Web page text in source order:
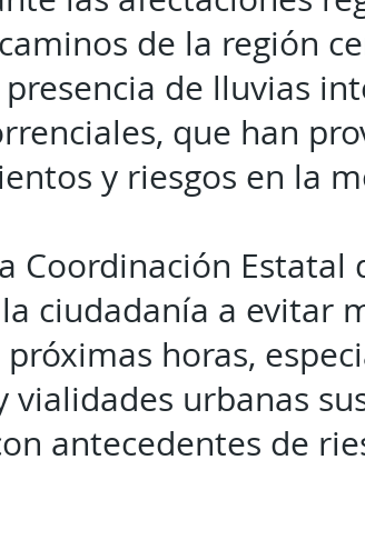
de la región
de lluvias
que han
y riesgos en la
Coordinación Estatal
ciudadanía a evitar
horas,
vialidades urbanas
antecedentes de